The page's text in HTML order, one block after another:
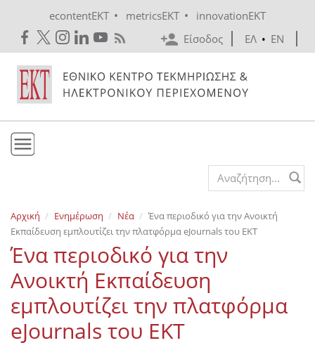
econtentEKT • metricsEKT •
innovationEKT
Είσοδος
ΕΛ • EN
Εκδόσεις
Επικοινωνία
Search form
Αρχική Ενημέρωση Νέα
Ένα περιοδικό για την Ανοικτή
Εκπαίδευση εμπλουτίζει την πλατφόρμα eJournals του ΕΚΤ
Ένα περιοδικό για την
Ανοικτή Εκπαίδευση
εμπλουτίζει την πλατφόρμα
eJournals του ΕΚΤ